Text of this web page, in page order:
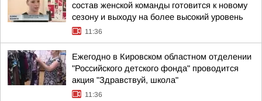
состав женской команды готовится к новому
сезону и выходу на более высокий уровень
11:36
Ежегодно в Кировском областном отделении
"Российского детского фонда" проводится
акция "Здравствуй, школа"
11:36